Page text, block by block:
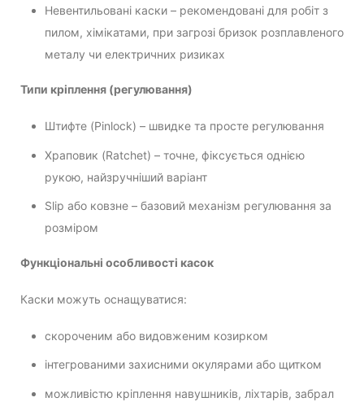
Невентильовані каски – рекомендовані для робіт з
пилом, хімікатами, при загрозі бризок розплавленого
металу чи електричних ризиках
Типи кріплення (регулювання)
Штифте (Pinlock) – швидке та просте регулювання
Храповик (Ratchet) – точне, фіксується однією
рукою, найзручніший варіант
Slip або ковзне – базовий механізм регулювання за
розміром
Функціональні особливості касок
Каски можуть оснащуватися:
скороченим або видовженим козирком
інтегрованими захисними окулярами або щитком
можливістю кріплення навушників, ліхтарів, забрал